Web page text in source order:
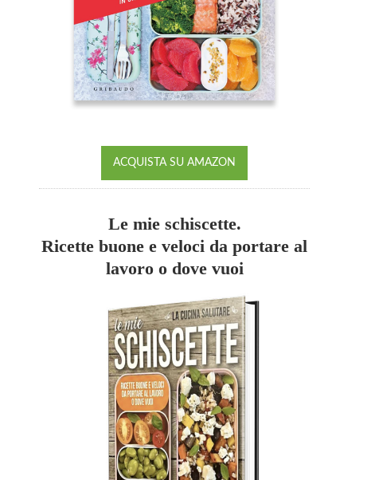
ACQUISTA SU AMAZON
Le mie schiscette.
Ricette buone e veloci da portare al
lavoro o dove vuoi